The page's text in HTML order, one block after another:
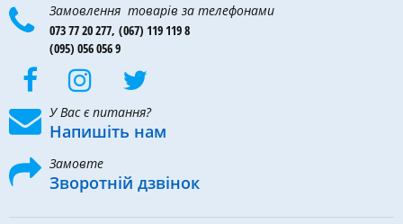
Замовлення товарів за телефонами
073 77 20 277, (067) 119 119 8
(095) 056 056 9
У Вас є питання?
Напишіть нам
Замовте
Зворотній дзвінок